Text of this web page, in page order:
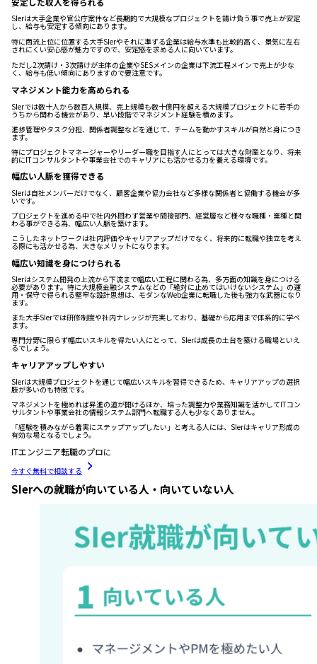
SIerは大手企業や官公庁案件など長期的で大規模なプロジェクトを請け負う事で売上が安定
し、給与も安定する傾向にあります。
特に商流上位に位置する大手SIerやそれに準ずる企業は給与水準も比較的高く、景気に左右
されにくい安心感が魅力ですので、安定感を求める人に向いています。
ただし2次請け・3次請けが主体の企業やSESメインの企業は下流工程メインで売上が少な
く、給与も低い傾向にありますので要注意です。
マネジメント能力を高められる
SIerでは数十人から数百人規模、売上規模も数十億円を超える大規模プロジェクトに若手の
うちから関わる機会があり、早い段階でマネジメント経験を積めます。
進捗管理やタスク分担、関係者調整などを通じて、チームを動かすスキルが自然と身につき
ます。
特にプロジェクトマネージャーやリーダー職を目指す人にとっては大きな財産となり、将来
的にITコンサルタントや事業会社でのキャリアにも活かせる力を養える環境です。
幅広い人脈を獲得できる
SIerは自社メンバーだけでなく、顧客企業や協力会社など多様な関係者と協働する機会が多
いです。
プロジェクトを進める中で社内外問わず営業や間接部門、経営層など様々な職種・業種と関
わる事ができる為、幅広い人脈を築けます。
こうしたネットワークは社内評価やキャリアアップだけでなく、将来的に転職や独立を考え
る際にも活かせる為、大きなメリットになります。
幅広い知識を身につけられる
SIerはシステム開発の上流から下流まで幅広い工程に関わる為、多方面の知識を身につける
必要があります。特に大規模金融システムなどの「絶対に止めてはいけないシステム」の運
用・保守で得られる堅牢な設計思想は、モダンなWeb企業に転職した後も強力な武器になり
ます。
また大手SIerでは研修制度や社内ナレッジが充実しており、基礎から応用まで体系的に学べ
ます。
専門分野に限らず幅広いスキルを得たい人にとって、SIerは成長の土台を築ける職場といえ
るでしょう。
キャリアアップしやすい
SIerは大規模プロジェクトを通じて幅広いスキルを習得できるため、キャリアアップの選択
肢が多いのも特徴です。
マネジメントを極めれば昇進の道が開けるほか、培った調整力や業務知識を活かしてITコン
サルタントや事業会社の情報システム部門へ転職する人も少なくありません。
「経験を積みながら着実にステップアップしたい」と考える人には、SIerはキャリア形成の
有効な場となるでしょう。
ITエンジニア転職のプロに
今すぐ無料で相談する
SIerへの就職が向いている人・向いていない人